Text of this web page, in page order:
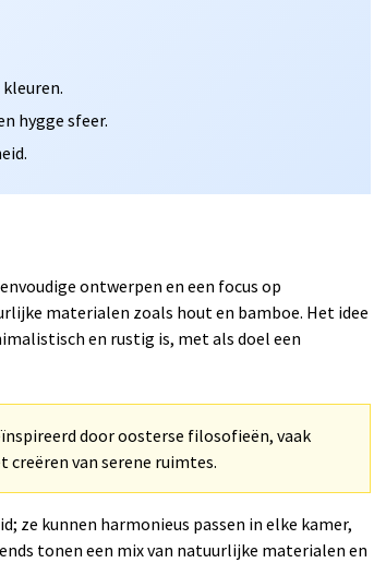
hygge sfeer.
ontwerpen en een focus op
materialen zoals hout en bamboe. Het idee
en rustig is, met als doel een
door oosterse filosofieën, vaak
van serene ruimtes.
ze kunnen harmonieus passen in elke kamer,
tonen een mix van natuurlijke materialen en